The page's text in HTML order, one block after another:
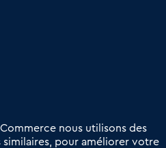
nous utilisons des
pour améliorer votre